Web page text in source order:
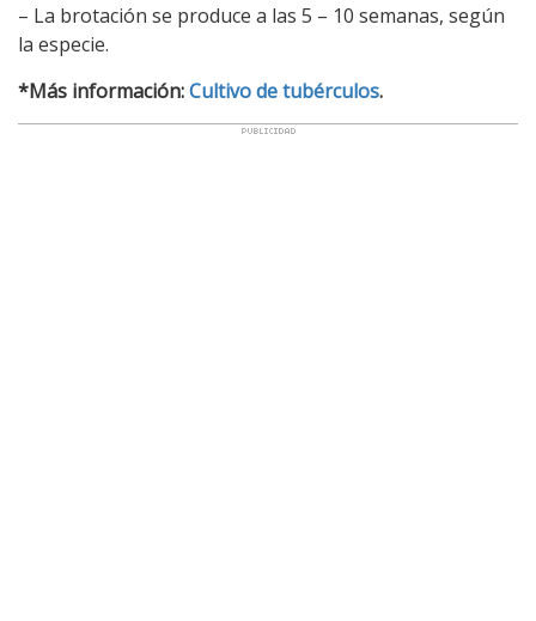
– La brotación se produce a las 5 – 10 semanas, según
la especie.
*Más información:Cultivo de tubérculos.